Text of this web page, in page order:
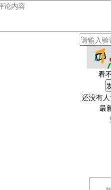
看
还没有
最